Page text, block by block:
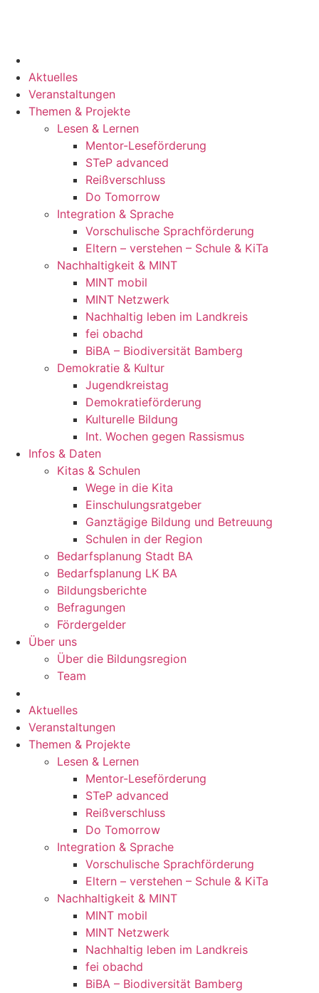
Aktuelles
Veranstaltungen
Themen & Projekte
Lesen & Lernen
Mentor-Leseförderung
STeP advanced
Reißverschluss
Do Tomorrow
Integration & Sprache
Vorschulische Sprachförderung
Eltern – verstehen – Schule & KiTa
Nachhaltigkeit & MINT
MINT mobil
MINT Netzwerk
Nachhaltig leben im Landkreis
fei obachd
BiBA – Biodiversität Bamberg
Demokratie & Kultur
Jugendkreistag
Demokratieförderung
Kulturelle Bildung
Int. Wochen gegen Rassismus
Infos & Daten
Kitas & Schulen
Wege in die Kita
Einschulungsratgeber
Ganztägige Bildung und Betreuung
Schulen in der Region
Bedarfsplanung Stadt BA
Bedarfsplanung LK BA
Bildungsberichte
Befragungen
Förder­gelder
Über uns
Über die Bildungsregion
Team
Aktuelles
Veranstaltungen
Themen & Projekte
Lesen & Lernen
Mentor-Leseförderung
STeP advanced
Reißverschluss
Do Tomorrow
Integration & Sprache
Vorschulische Sprachförderung
Eltern – verstehen – Schule & KiTa
Nachhaltigkeit & MINT
MINT mobil
MINT Netzwerk
Nachhaltig leben im Landkreis
fei obachd
BiBA – Biodiversität Bamberg